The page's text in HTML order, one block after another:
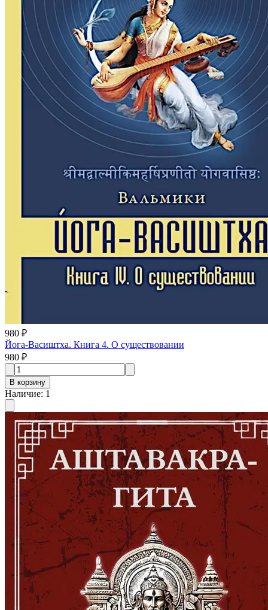
980 ₽
Йога-Васиштха. Книга 4. О существовании
980 ₽
В корзину
Наличие: 1